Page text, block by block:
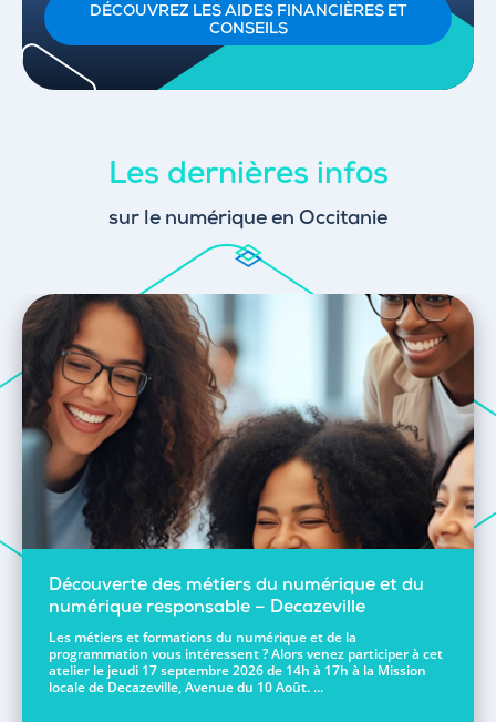
DÉCOUVREZ LES AIDES FINANCIÈRES ET
CONSEILS
Les dernières infos
sur le numérique en Occitanie
Découverte des métiers du numérique et du
numérique responsable – Decazeville
Les métiers et formations du numérique et de la
programmation vous intéressent ? Alors venez participer à cet
atelier le jeudi 17 septembre 2026 de 14h à 17h à la Mission
locale de Decazeville, Avenue du 10 Août. ...